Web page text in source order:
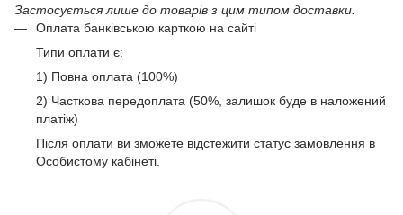
Застосується лише до товарів з цим типом доставки.
Оплата банківською карткою на сайті
Типи оплати є:
1) Повна оплата (100%)
2) Часткова передоплата (50%, залишок буде в наложений
платіж)
Після оплати ви зможете відстежити статус замовлення в
Особистому кабінеті.